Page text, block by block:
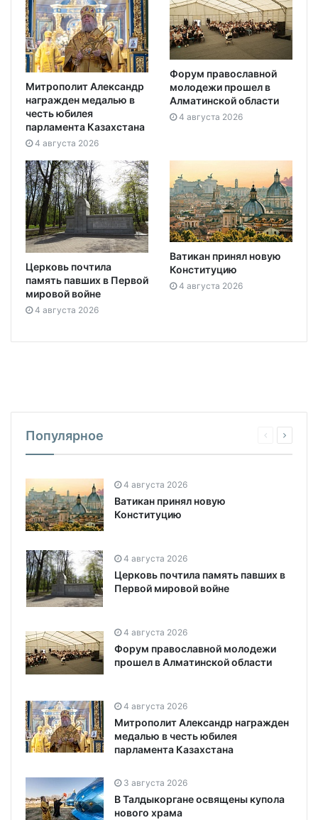
Митрополит Александр
награжден медалью в
честь юбилея
парламента Казахстана
4 августа 2026
Форум православной
молодежи прошел в
Алматинской области
4 августа 2026
Церковь почтила
память павших в Первой
мировой войне
4 августа 2026
Ватикан принял новую
Конституцию
4 августа 2026
Популярное
4 августа 2026
Ватикан принял новую
Конституцию
4 августа 2026
Церковь почтила память павших в
Первой мировой войне
4 августа 2026
Форум православной молодежи
прошел в Алматинской области
4 августа 2026
Митрополит Александр награжден
медалью в честь юбилея
парламента Казахстана
3 августа 2026
В Талдыкоргане освящены купола
нового храма